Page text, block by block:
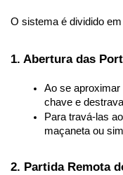
O sistema é dividido
1. Abertura das
Ao se
chave e
Para travá-las
maçaneta ou
2. Partida Remota